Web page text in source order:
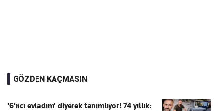
GÖZDEN KAÇMASIN
'6'ncı evladım' diyerek tanımlıyor! 74 yıllık: